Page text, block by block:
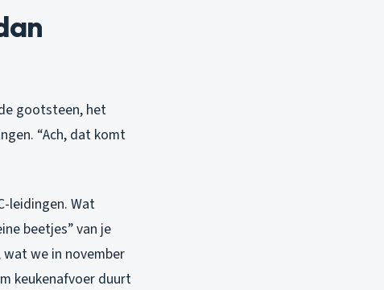
gootsteen, het
“Ach, dat komt
leidingen. Wat
beetjes” van je
we in november
keukenafvoer duurt